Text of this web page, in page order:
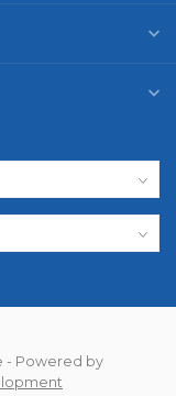
- Powered by